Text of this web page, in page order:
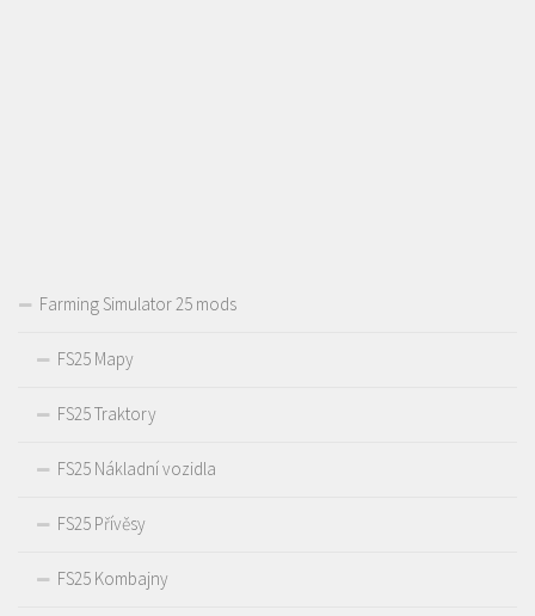
Farming Simulator 25 mods
FS25 Mapy
FS25 Traktory
FS25 Nákladní vozidla
FS25 Přívěsy
FS25 Kombajny